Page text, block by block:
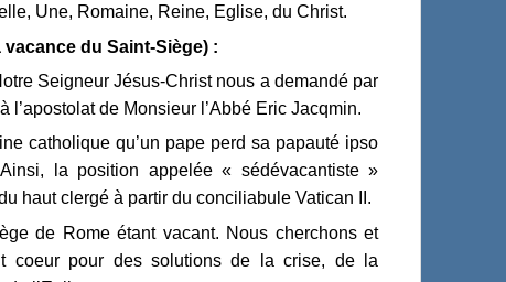
Une, Romaine, Reine, Eglise, du Christ.
du Saint-Siège) :
Seigneur Jésus-Christ nous a demandé par
de Monsieur l’Abbé Eric Jacqmin.
catholique qu’un pape perd sa papauté ipso
la position appelée « sédévacantiste »
haut clergé à partir du conciliabule Vatican II.
de Rome étant vacant. Nous cherchons et
coeur pour des solutions de la crise, de la